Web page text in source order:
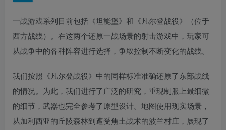
一战游戏系列目前包括《坦能堡》和《凡尔登战役》（位于
西方战线）。在这两个还原一战场景的射击游戏中，玩家可
从战争中的各种阵容进行选择，争取控制不断变化的战线。
我们按照《凡尔登战役》中的同样标准准确还原了东部战线
的情况。为此，我们进行了广泛的研究，重现制服上最细微
的细节，武器也完全参考了原型设计。地图使用现实场景，
从加利西亚的丘陵森林到遭受焦土战术的波兰村庄，展现了